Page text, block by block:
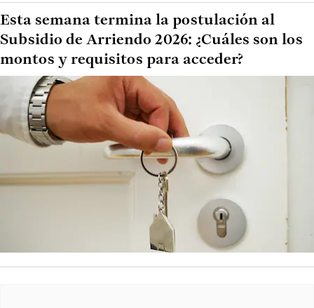
Esta semana termina la postulación al
Subsidio de Arriendo 2026: ¿Cuáles son los
montos y requisitos para acceder?